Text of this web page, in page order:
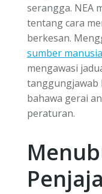
serangga. NEA
tentang cara
berkesan.
sumber manusia
mengawasi
tanggungjawab
bahawa gerai
peraturan.